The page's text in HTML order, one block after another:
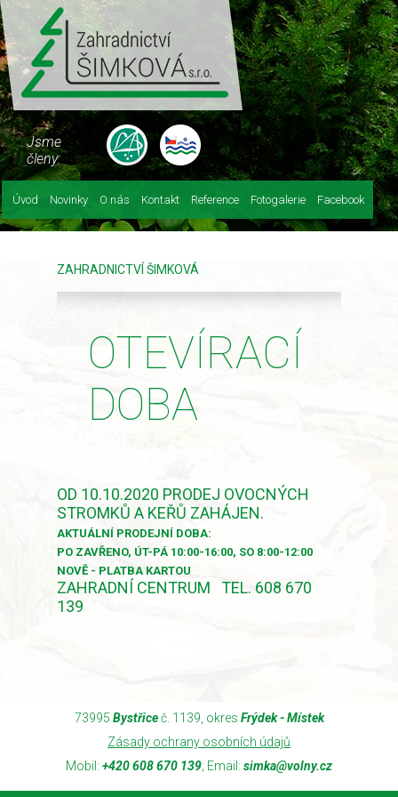
Úvod Novinky O nás Kontakt Reference Fotogalerie Facebook
Jsme
členy:
ZAHRADNICTVÍ ŠIMKOVÁ
OTEVÍRACÍ
DOBA
OD 10.10.2020 PRODEJ OVOCNÝCH
STROMKŮ A KEŘŮ ZAHÁJEN.
AKTUÁLNÍ PRODEJNÍ DOBA:
PO ZAVŘENO, ÚT-PÁ 10:00-16:00, SO 8:00-12:00
NOVĚ - PLATBA KARTOU
ZAHRADNÍ CENTRUM TEL. 608 670
139
73995 Bystřiceč. 1139, okres Frýdek - Místek
Zásady ochrany osobních údajů
Mobil: +420 608 670 139; Email: simka@volny.cz